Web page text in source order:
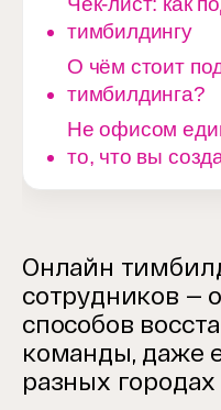
тимбилдингу
О чём стоит
тимбилдинга?
Не офисом
то, что вы
Онлайн
сотрудников —
способов
команды, даже
разных